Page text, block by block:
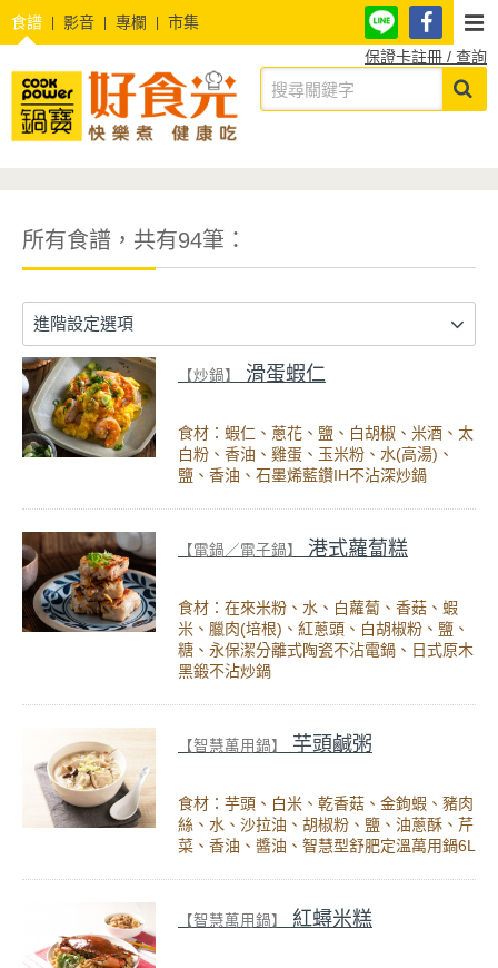
食譜 影音 專欄
市集
保證卡註冊 / 查詢
所有食譜，共有94筆：
進階設定選項
【炒鍋】 滑蛋蝦仁
食材：蝦仁、蔥花、鹽、白胡椒、米酒、太
白粉、香油、雞蛋、玉米粉、水(高湯)、
鹽、香油、石墨烯藍鑽IH不沾深炒鍋
【電鍋／電子鍋】 港式蘿蔔糕
食材：在來米粉、水、白蘿蔔、香菇、蝦
米、臘肉(培根)、紅蔥頭、白胡椒粉、鹽、
糖、永保潔分離式陶瓷不沾電鍋、日式原木
黑鍛不沾炒鍋
【智慧萬用鍋】 芋頭鹹粥
食材：芋頭、白米、乾香菇、金鉤蝦、豬肉
絲、水、沙拉油、胡椒粉、鹽、油蔥酥、芹
菜、香油、醬油、智慧型舒肥定溫萬用鍋6L
【智慧萬用鍋】 紅蟳米糕